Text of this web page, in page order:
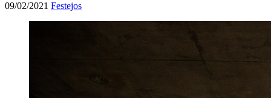
09/02/2021 Festejos